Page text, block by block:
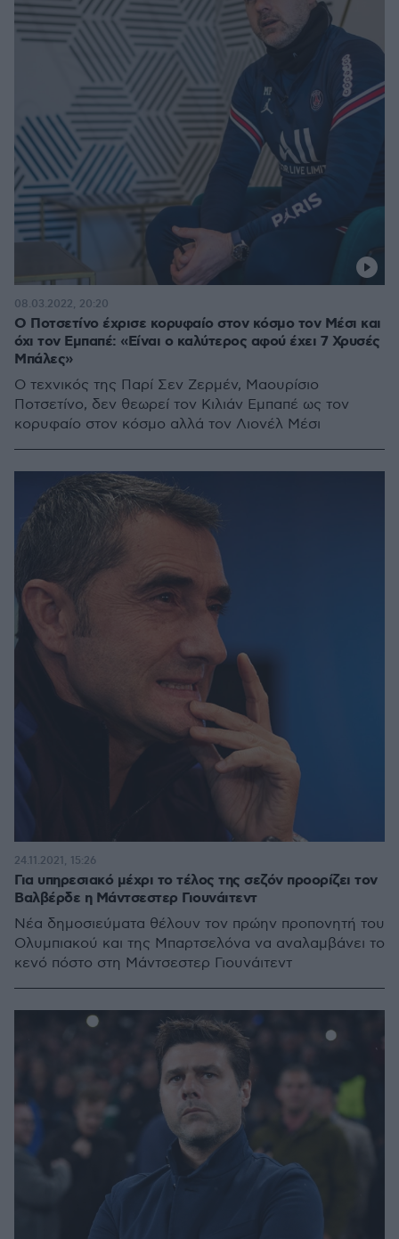
Ο Ποτσετίνο έχρισε κορυφαίο στον κόσμο τον Μέσι και
όχι τον Εμπαπέ: «Είναι ο καλύτερος αφού έχει 7 Χρυσές
Μπάλες»
Ο τεχνικός της Παρί Σεν Ζερμέν, Μαουρίσιο
Ποτσετίνο, δεν θεωρεί τον Κιλιάν Εμπαπέ ως τον
κορυφαίο στον κόσμο αλλά τον Λιονέλ Μέσι
08.03.2022, 20:20
Για υπηρεσιακό μέχρι το τέλος της σεζόν προορίζει τον
Βαλβέρδε η Μάντσεστερ Γιουνάιτεντ
Νέα δημοσιεύματα θέλουν τον πρώην προπονητή του
Ολυμπιακού και της Μπαρτσελόνα να αναλαμβάνει το
κενό πόστο στη Μάντσεστερ Γιουνάιτεντ
24.11.2021, 15:26